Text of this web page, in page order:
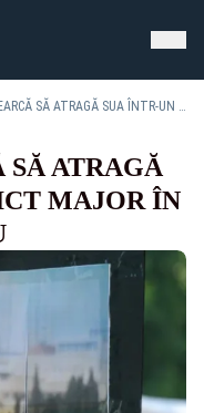
ISRAELUL ÎNCEARCĂ SĂ ATRAGĂ SUA ÎNTR-UN CONFLICT MAJOR ÎN ORIENTUL MIJLOCIU
ATRAGĂ
MAJOR ÎN